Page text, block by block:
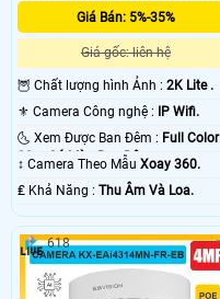
Giá Bán: 5%-35%
Giá gốc: liên hệ
🦉 Chất lượng hình Ảnh : 2K Lite .
⚜️ Camera Công nghệ :
IP Wifi.
🌜 Xem Được Ban Đêm : Full Color
30m Có Màu Ban Ðêm.
↕️ Camera Theo Mẫu Xoay 360.
️₤ Khả Năng : Thu Âm Và Loa.
618